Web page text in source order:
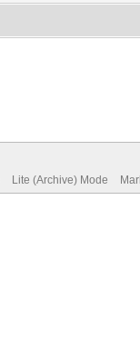
Lite (Archive) Mode